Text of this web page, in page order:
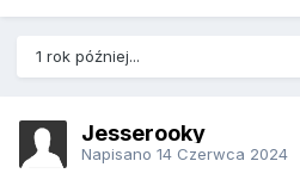
1 rok później...
Jesserooky
Napisano 14 Czerwca 2024